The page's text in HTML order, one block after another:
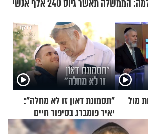
על רקע החשש מהסלמה: הממשלה תאשר גיוס 240 אלף אנשי
מול
"תסמונת דאון זו לא מחלה":
יאיר פומברג בסיפור חיים
מעורר השראה